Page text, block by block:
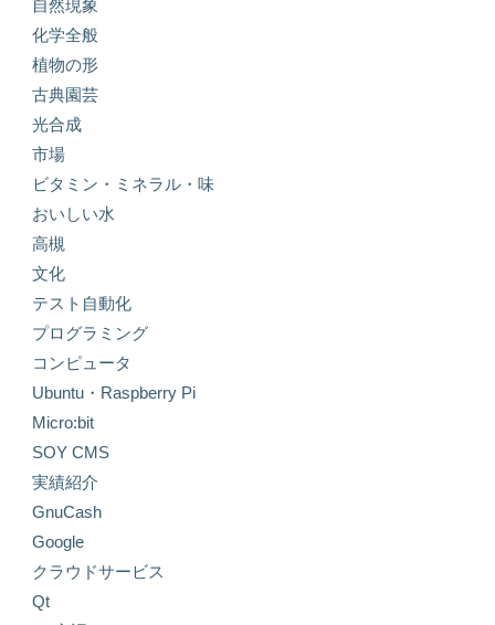
自然現象
化学全般
植物の形
古典園芸
光合成
市場
ビタミン・ミネラル・味
おいしい水
高槻
文化
テスト自動化
プログラミング
コンピュータ
Ubuntu・Raspberry Pi
Micro:bit
SOY CMS
実績紹介
GnuCash
Google
クラウドサービス
Qt